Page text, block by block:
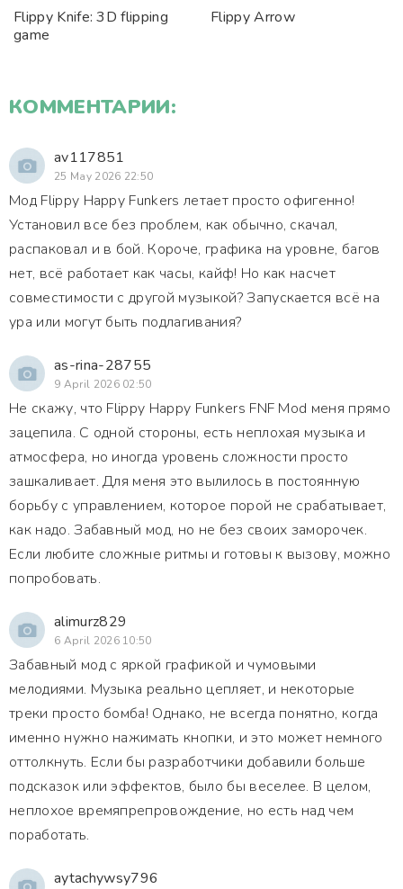
Flippy Knife: 3D flipping
game
Flippy Arrow
КОММЕНТАРИИ:
av117851
25 May 2026 22:50
Мод Flippy Happy Funkers летает просто офигенно!
Установил все без проблем, как обычно, скачал,
распаковал и в бой. Короче, графика на уровне, багов
нет, всё работает как часы, кайф! Но как насчет
совместимости с другой музыкой? Запускается всё на
ура или могут быть подлагивания?
as-rina-28755
9 April 2026 02:50
Не скажу, что Flippy Happy Funkers FNF Mod меня прямо
зацепила. С одной стороны, есть неплохая музыка и
атмосфера, но иногда уровень сложности просто
зашкаливает. Для меня это вылилось в постоянную
борьбу с управлением, которое порой не срабатывает,
как надо. Забавный мод, но не без своих заморочек.
Если любите сложные ритмы и готовы к вызову, можно
попробовать.
alimurz829
6 April 2026 10:50
Забавный мод с яркой графикой и чумовыми
мелодиями. Музыка реально цепляет, и некоторые
треки просто бомба! Однако, не всегда понятно, когда
именно нужно нажимать кнопки, и это может немного
оттолкнуть. Если бы разработчики добавили больше
подсказок или эффектов, было бы веселее. В целом,
неплохое времяпрепровождение, но есть над чем
поработать.
aytachywsy796